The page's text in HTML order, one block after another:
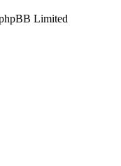
Limited